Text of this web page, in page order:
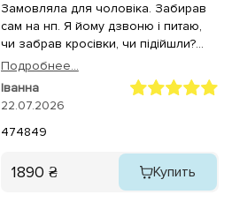
Замовляла для чоловіка. Забирав
сам на нп. Я йому дзвоню і питаю,
чи забрав кросівки, чи підійшли?
Відповідь: "Я приміряв і вирішив в
них вже і піти. Максимально зручні)"
Дуже задоволений. Дякую!
Подробнее...
Іванна
22.07.2026
474849
1890 ₴ Купить